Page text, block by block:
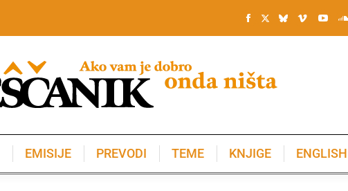
EMISIJE PREVODI TEME KNJIGE ENGLISH
KNJIGE ENGLISH